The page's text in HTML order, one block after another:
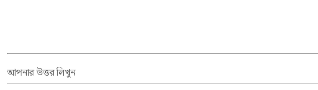
আপনার উত্তর লিখুন